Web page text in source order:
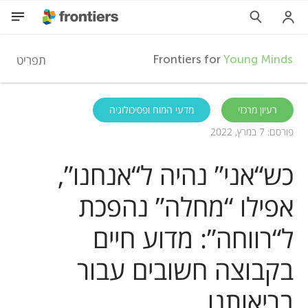
F
r
o
n
t
Frontiers forYoung Minds תפריט
השתתפות
רעיון מרכזי
מדעי המוח ופסיכולוגיה
פורסם: 7 במרץ, 2022
כש“אני” נהיה ל“אנחנו”,
אפילו “מחלה” נהפכת
ל“רווחה”: מדוע חיים
בקבוצה חשובים עבור